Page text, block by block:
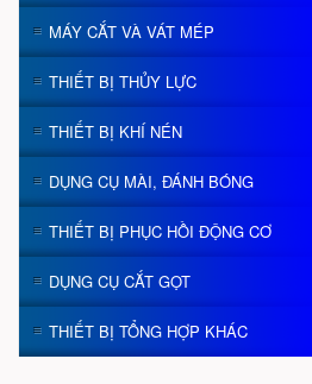
MÁY CẮT VÀ VÁT MÉP
THIẾT BỊ THỦY LỰC
THIẾT BỊ KHÍ NÉN
DỤNG CỤ MÀI, ĐÁNH BÓNG
THIẾT BỊ PHỤC HỒI ĐỘNG CƠ
DỤNG CỤ CẮT GỌT
THIẾT BỊ TỔNG HỢP KHÁC